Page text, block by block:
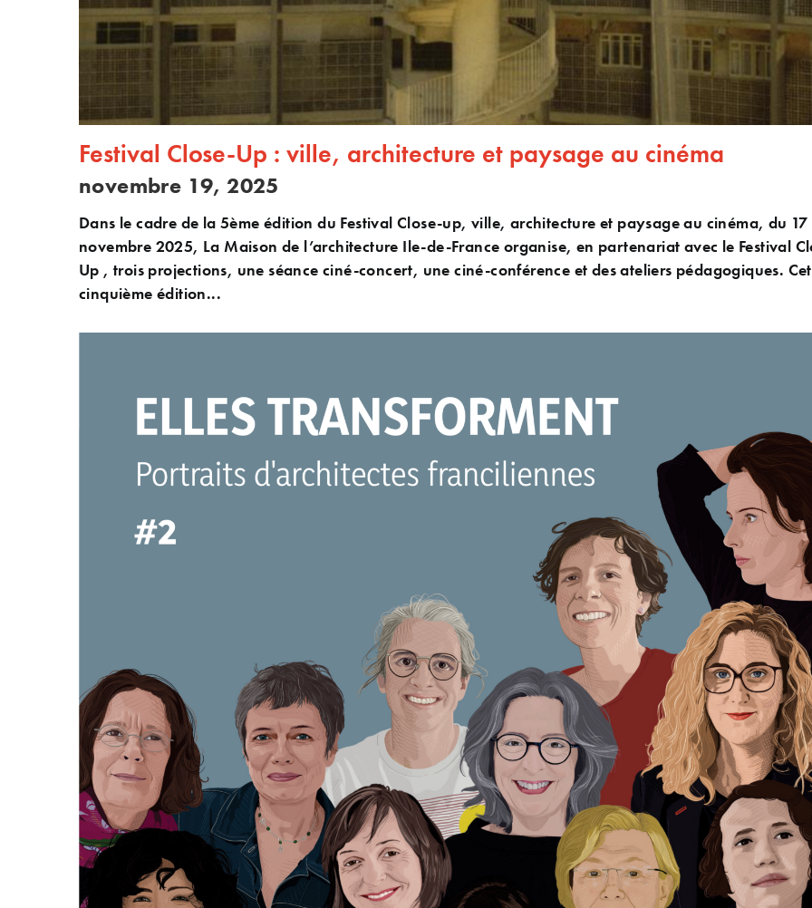
Festival Close-Up : ville, architecture et paysage au cinéma
novembre 19, 2025
Dans le cadre de la 5ème édition du Festival Close-up, ville, architecture et paysage au cinéma, du
novembre 2025, La Maison de l’architecture Ile-de-France organise, en partenariat avec le Festival
Up , trois projections, une séance ciné-concert, une ciné-conférence et des ateliers pédagogiques.
cinquième édition...